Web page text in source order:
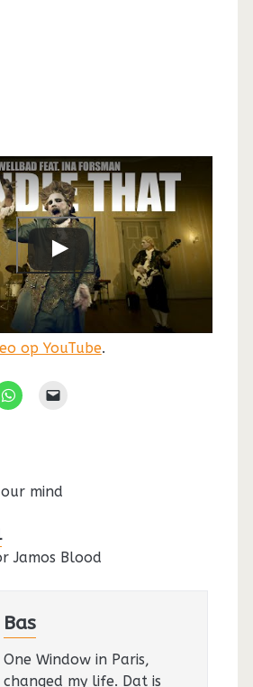
op YouTube.
mind
Jamos Blood
Bas
One Window in Paris,
changed my life. Dat is